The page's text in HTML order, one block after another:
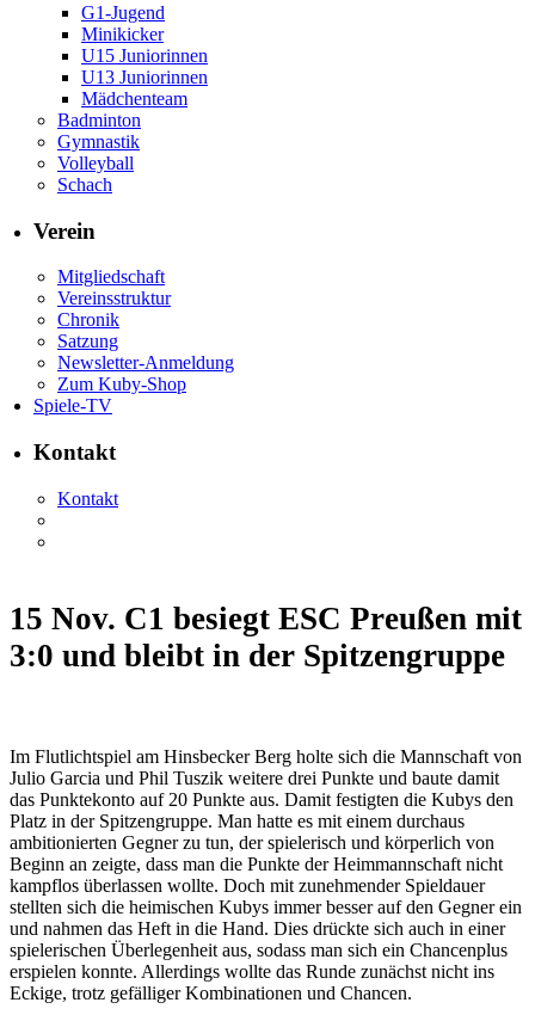
G1-Jugend
Minikicker
U15 Juniorinnen
U13 Juniorinnen
Mädchenteam
Badminton
Gymnastik
Volleyball
Schach
Verein
Mitgliedschaft
Vereinsstruktur
Chronik
Satzung
Newsletter-Anmeldung
Zum Kuby-Shop
Spiele-TV
Kontakt
Kontakt
15 Nov. C1 besiegt ESC Preußen mit
3:0 und bleibt in der Spitzengruppe
Im Flutlichtspiel am Hinsbecker Berg holte sich die Mannschaft von
Julio Garcia und Phil Tuszik weitere drei Punkte und baute damit
das Punktekonto auf 20 Punkte aus. Damit festigten die Kubys den
Platz in der Spitzengruppe. Man hatte es mit einem durchaus
ambitionierten Gegner zu tun, der spielerisch und körperlich von
Beginn an zeigte, dass man die Punkte der Heimmannschaft nicht
kampflos überlassen wollte. Doch mit zunehmender Spieldauer
stellten sich die heimischen Kubys immer besser auf den Gegner ein
und nahmen das Heft in die Hand. Dies drückte sich auch in einer
spielerischen Überlegenheit aus, sodass man sich ein Chancenplus
erspielen konnte. Allerdings wollte das Runde zunächst nicht ins
Eckige, trotz gefälliger Kombinationen und Chancen.